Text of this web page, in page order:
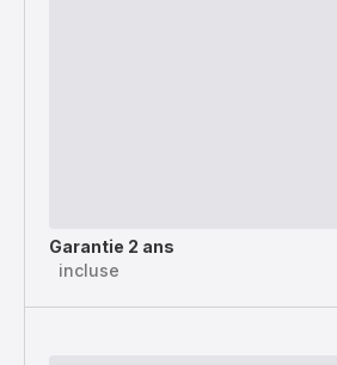
Garantie 2 ans
incluse